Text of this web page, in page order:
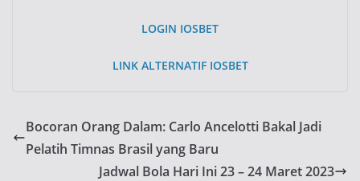
LOGIN IOSBET
LINK ALTERNATIF IOSBET
Bocoran Orang Dalam: Carlo Ancelotti Bakal Jadi
Pelatih Timnas Brasil yang Baru
Jadwal Bola Hari Ini 23 – 24 Maret 2023